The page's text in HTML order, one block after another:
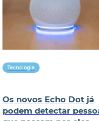
Tecnologia
Os novos Echo Dot já
podem detectar